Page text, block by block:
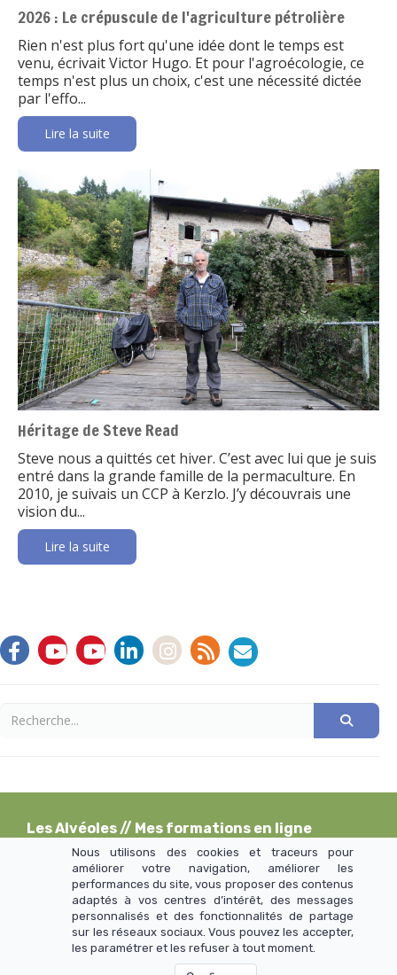
2026 : Le crépuscule de l'agriculture pétrolière
Rien n'est plus fort qu'une idée dont le temps est
venu, écrivait Victor Hugo. Et pour l'agroécologie, ce
temps n'est plus un choix, c'est une nécessité dictée
par l'effo...
Lire la suite
Héritage de Steve Read
Steve nous a quittés cet hiver. C’est avec lui que je suis
entré dans la grande famille de la permaculture. En
2010, je suivais un CCP à Kerzlo. J’y découvrais une
vision du...
Lire la suite
Les Alvéoles// Mes formations en ligne
>> Mentions légales et CGU
Nous utilisons des cookies et traceurs pour
améliorer votre navigation, améliorer les
performances du site, vous proposer des contenus
adaptés à vos centres d’intérêt, des messages
personnalisés et des fonctionnalités de partage
sur les réseaux sociaux. Vous pouvez les accepter,
les paramétrer et les refuser à tout moment.